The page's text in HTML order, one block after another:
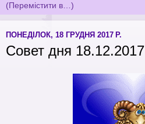
ПОНЕДІЛОК, 18 ГРУДНЯ 2017 Р.
Совет дня 18.12.2017